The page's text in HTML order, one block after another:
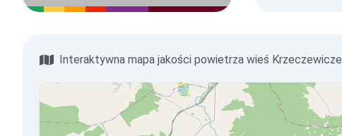
Interaktywna mapa jakości powietrza wieś Krzeczewicze